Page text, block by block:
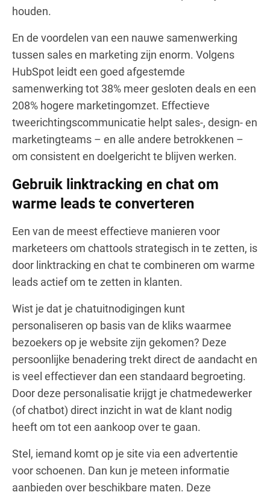
houden.
En de voordelen van een nauwe samenwerking
tussen sales en marketing zijn enorm. Volgens
HubSpot leidt een goed afgestemde
samenwerking tot 38% meer gesloten deals en een
208% hogere marketingomzet. Effectieve
tweerichtingscommunicatie helpt sales-, design- en
marketingteams – en alle andere betrokkenen –
om consistent en doelgericht te blijven werken.
Gebruik linktracking en chat om
warme leads te converteren
Een van de meest effectieve manieren voor
marketeers om chattools strategisch in te zetten, is
door linktracking en chat te combineren om warme
leads actief om te zetten in klanten.
Wist je dat je chatuitnodigingen kunt
personaliseren op basis van de kliks waarmee
bezoekers op je website zijn gekomen? Deze
persoonlijke benadering trekt direct de aandacht en
is veel effectiever dan een standaard begroeting.
Door deze personalisatie krijgt je chatmedewerker
(of chatbot) direct inzicht in wat de klant nodig
heeft om tot een aankoop over te gaan.
Stel, iemand komt op je site via een advertentie
voor schoenen. Dan kun je meteen informatie
aanbieden over beschikbare maten. Deze